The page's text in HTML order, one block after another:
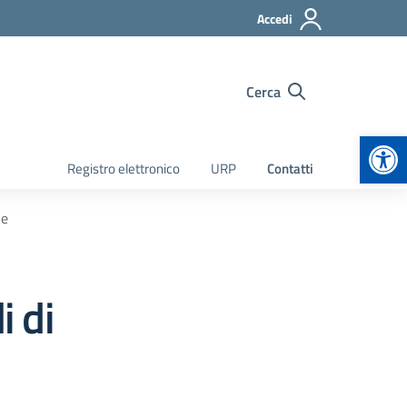
Accedi
Cerca
Registro elettronico URP Contatti
di